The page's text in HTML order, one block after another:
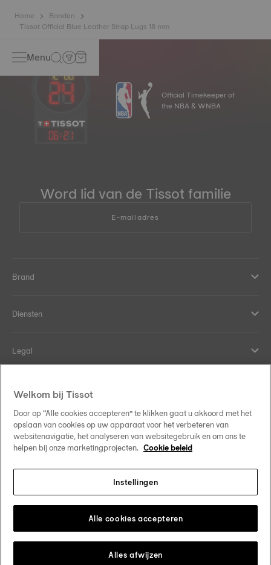
Home
Banden
Tissot Official Blue Leather Strap Lugs 18 mm
Menu
06:21
Official Timekeeper of
the NBA & WNBA
Word lid van de Tissot familie
E-mailadres
Brand
Diensten
Legal
Onze verplichtingen
Volg ons op sociale media
Verander van land Tissot Copyrights 2026
Welkom bij Tissot
Door op “Alle cookies accepteren” te klikken gaat u akkoord met het
opslaan van cookies op uw apparaat voor het verbeteren van
websitenavigatie, het analyseren van websitegebruik en om ons te
helpen bij onze marketingprojecten. Cookie beleid
Instellingen
Alles afwijzen
Alle cookies accepteren